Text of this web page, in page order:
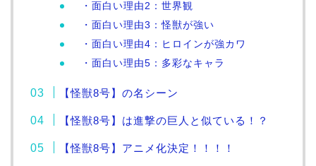
・面白い理由2：世界観
・面白い理由3：怪獣が強い
・面白い理由4：ヒロインが強カワ
・面白い理由5：多彩なキャラ
【怪獣8号】の名シーン
【怪獣8号】は進撃の巨人と似ている！？
【怪獣8号】アニメ化決定！！！！